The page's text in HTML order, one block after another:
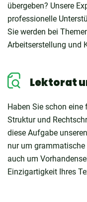
übergeben? Unsere
professionelle
Sie werden bei
Arbeitserstellung und
Lektorat
Haben Sie schon
Struktur und
diese Aufgabe
nur um grammatische
auch um
Einzigartigkeit Ihres